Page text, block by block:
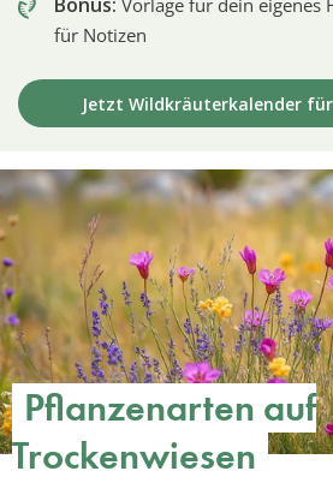
Vorlage für dein eigenes
für Notizen
Jetzt Wildkräuterkalender für
Pflanzenarten auf
Trockenwiesen